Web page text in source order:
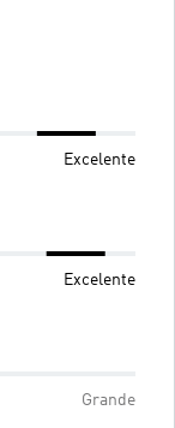
Excelente
Excelente
Grande